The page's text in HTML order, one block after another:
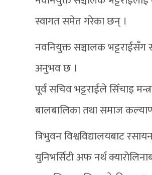
स्वागत समेत गरेका छन् ।
नवनियुक्त सञ्चालक भट्टराईसँग
अनुभव छ ।
पूर्व सचिव भट्टराईले सिँचाइ
बालबालिका तथा समाज कल्याण
त्रिभुवन विश्वविद्यालयबाट
युनिभर्सिटी अफ नर्थ